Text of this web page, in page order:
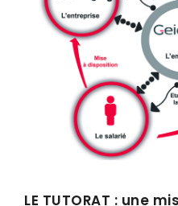
LE TUTORAT : une